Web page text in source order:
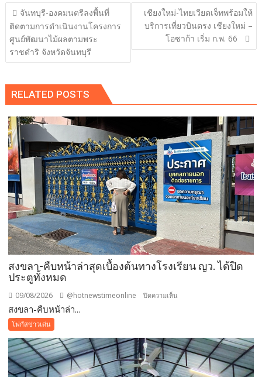
แนะแนว
เรื่อง
จันทบุรี-องคมนตรีลงพื้นที่
ติดตามการดำเนินงานโครงการ
ศูนย์พัฒนาไม้ผลตามพระ
ราชดำริ จังหวัดจันทบุรี
เชียงใหม่-ไทยเวียตเจ็ทพร้อมให้
บริการเที่ยวบินตรง เชียงใหม่ –
โอซาก้า เริ่ม ก.พ. 66
RELATED POSTS
สงขลา-คืบหน้าล่าสุดเบื้องต้นทางโรงเรียน ญว. ได้ปิด
ประตูทั้งหมด
09/08/2026 @hotnewstimeonline ปิดความเห็น
ล่าสุด
เบื้อง
ต้นทาง
สงขลา-คืบหน้าล่า...
โฟกัสข่าวเด่น